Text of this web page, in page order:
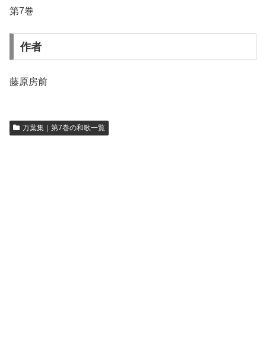
第7巻
作者
藤原房前
万葉集｜第7巻の和歌一覧